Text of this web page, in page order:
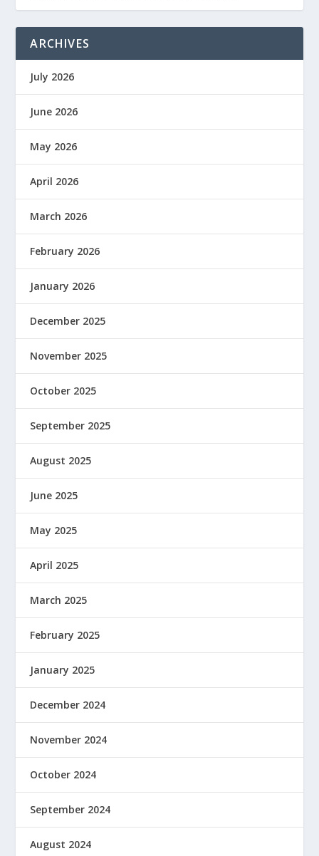
ARCHIVES
July 2026
June 2026
May 2026
April 2026
March 2026
February 2026
January 2026
December 2025
November 2025
October 2025
September 2025
August 2025
June 2025
May 2025
April 2025
March 2025
February 2025
January 2025
December 2024
November 2024
October 2024
September 2024
August 2024